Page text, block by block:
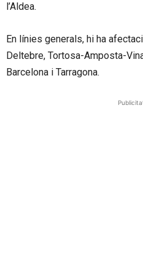
l’Aldea.
En línies generals, hi ha
Deltebre, Tortosa-Amposta-
Barcelona i Tarragona.